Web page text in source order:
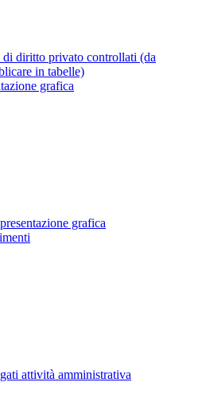
di diritto privato controllati (da
in tabelle)
grafica
grafica
attività amministrativa